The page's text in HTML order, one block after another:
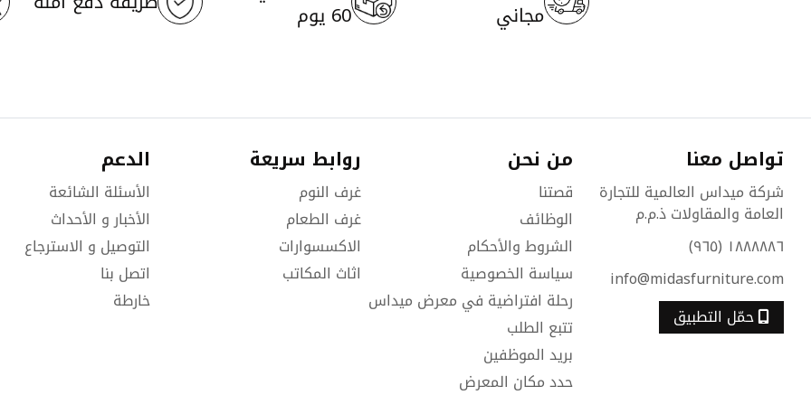
مجاني 60 يوم
تواصل معنا
شركة ميداس العالمية للتجارة
العامة والمقاولات ذ.م.م
١٨٨٨٨٨٦ (٩٦٥)
info@midasfurniture.com
حمّل التطبيق
من نحن
قصتنا
الوظائف
الشروط والأحكام
سياسة الخصوصية
رحلة افتراضية في معرض ميداس
تتبع الطلب
بريد الموظفين
حدد مكان المعرض
روابط سريعة
غرف النوم
غرف الطعام
الاكسسوارات
اثاث المكاتب
الدعم
الأسئلة الشائعة
الأخبار و الأحداث
التوصيل و الاسترجاع
اتصل بنا
خارطة